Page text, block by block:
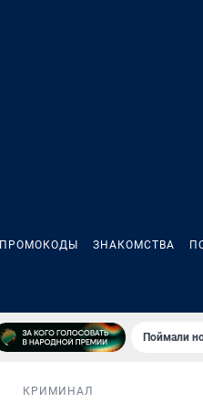
ПРОМОКОДЫ ЗНАКОМСТВА
Поймали
КРИМИНАЛ